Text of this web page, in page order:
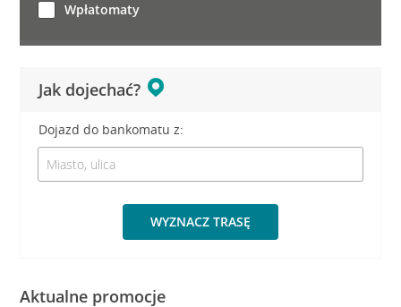
Jak dojechać?
Dojazd do bankomatu z:
WYZNACZ TRASĘ
Wpłatomaty
Aktualne promocje